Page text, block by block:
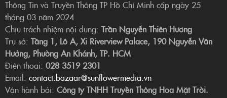
Thông Tin và Truyền Thông TP Hồ Chí Minh cấp ngày 25
tháng 03 năm 2024
Chịu trách nhiệm nội dung: Trần Nguyễn Thiên Hương
Trụ sở: Tầng 1, Lô A, Xi Riverview Palace, 190 Nguyễn Văn
Hưởng, Phường An Khánh, TP. HCM
Điện thoại: 028 3519 2301
Email: contact.bazaar@sunflowermedia.vn
Vận hành bởi: Công ty TNHH Truyền Thông Hoa Mặt Trời.